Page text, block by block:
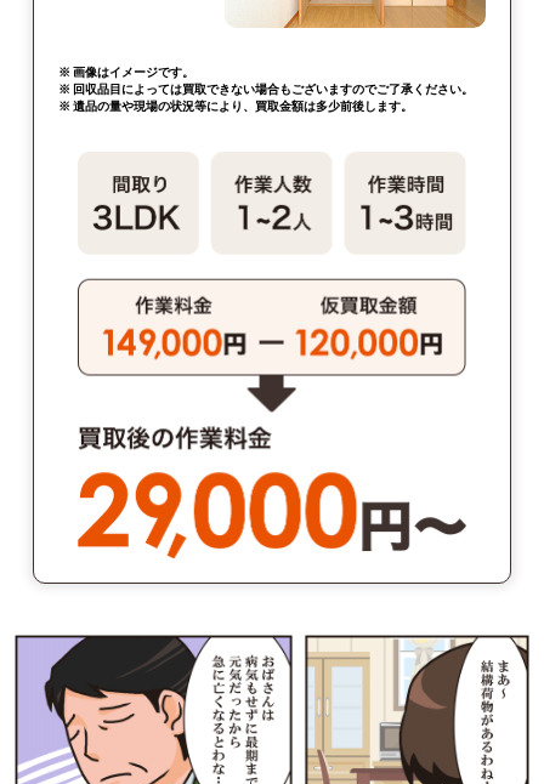
※ 画像はイメージです。
※ 回収品目によっては買取できない場合もございますのでご了承ください。
※ 遺品の量や現場の状況等により、買取金額は多少前後します。